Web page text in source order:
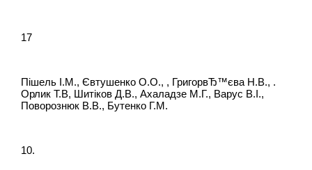
17
Пішель І.М., Євтушенко О.О., , ГригорвЂ™єва Н.В., .
Орлик Т.В, Шитіков Д.В., Ахаладзе М.Г., Варус В.І.,
Поворознюк В.В., Бутенко Г.М.
10.